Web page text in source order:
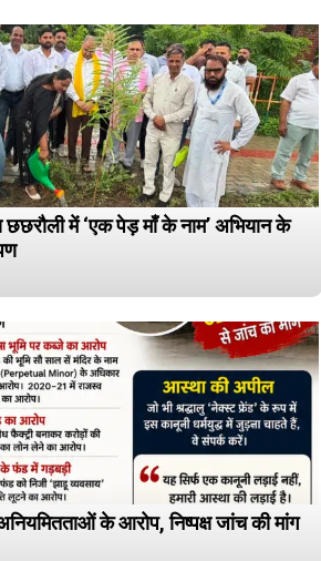
छछरौली में ‘एक पेड़ माँ के नाम’ अभियान के
के आरोप, निष्पक्ष जांच की मांग